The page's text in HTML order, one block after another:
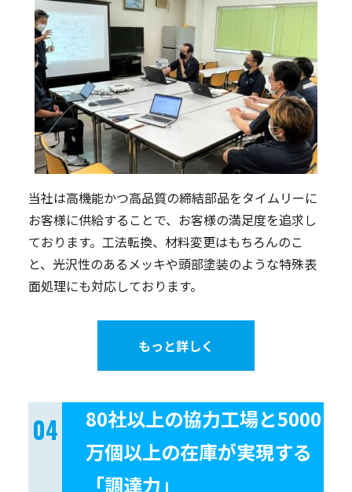
当社は高機能かつ高品質の締結部品をタイムリーに
お客様に供給することで、お客様の満足度を追求し
ております。工法転換、材料変更はもちろんのこ
と、光沢性のあるメッキや頭部塗装のような特殊表
面処理にも対応しております。
もっと詳しく
80社以上の協力工場と5000
万個以上の在庫が実現する
「調達力」